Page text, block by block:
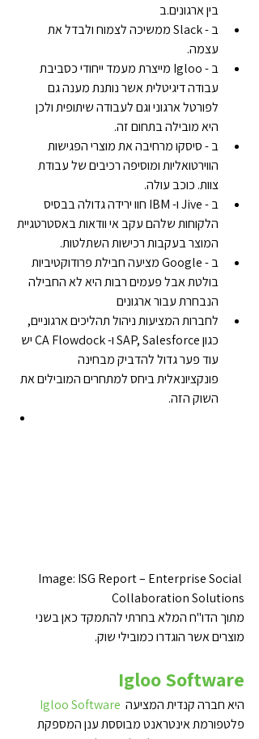
בין ארגונים.ב
ב - Slack ממשיכה לצמוח ולבדל את
עצמה.
ב - Igloo מייצרת מעמד ייחודי כסביבת
עבודה דיגיטלית אשר נותנת מענה גם
לפורטל ארגוני וגם לעבודה שיתופית ולכן
היא מובילה בתחום זה.
ב - סיסקו מרחיבה את מוצרי הפגישות
הווירטואליות ומוסיפה רכיבים של עבודת
צוות. כוכב עולה.
ב - Jive ו- IBM חוו ירידה גדולה בבסיס
הלקוחות שלהם עקב אי וודאות באסטרטגיית
המוצר בעקבות רכישות השתלטות.
ב - Google מציעה חבילת פרודוקטיביות
בולטת אבל פעמים רבות היא לא החבילה
הנבחרת עבור ארגונים
לחברות המציעות ניהול תהליכים ארגוניים,
כגון SAP, Salesforce ו- CA Flowdock יש
עוד פער גדול להדביק מבחינה
פונקציונאלית ביחס למתחרים המובילים את
השוק הזה.
Image: ISG Report – Enterprise Social
Collaboration Solutions
מתוך הדו"ח המלא בחרתי להתמקד כאן בשני
מוצרים אשר הוגדרו כמובילי שוק.
Igloo Software
Igloo Software
פלטפורמת אינטראנט מבוססת ענן המספקת